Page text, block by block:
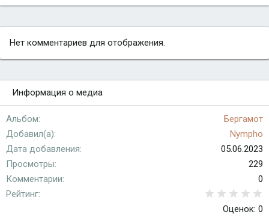
Нет комментариев для отображения.
Информация о медиа
Альбом
Бергамот
Добавил(а)
Nympho
Дата добавления
05.06.2023
Просмотры
229
Комментарии
0
Рейтинг
Оценок: 0